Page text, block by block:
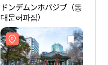
ドンデムンホパジブ（동
대문허파집）